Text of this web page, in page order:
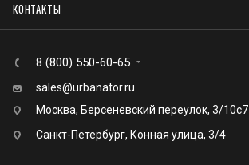
КОНТАКТЫ
8 (800) 550-60-65
sales@urbanator.ru
Москва, Берсеневский переулок, 3/10с7
Санкт-Петербург, Конная улица, 3/4